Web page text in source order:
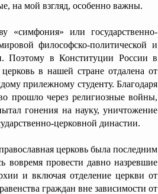
на мой взгляд, особенно важны.
«симфония» или государственно-
философско-политической и
Поэтому в Конституции России в
в нашей стране отдалена от
прилежному студенту. Благодаря
прошло через религиозные войны,
гонения на науку, уничтожение
церковной династии.
церковь была последним
вовремя провести давно назревшие
и включая отделение церкви от
граждан вне зависимости от